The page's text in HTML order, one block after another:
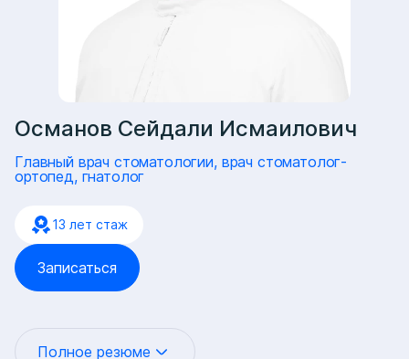
Османов Сейдали Исмаилович
Главный врач стоматологии, врач стоматолог-
ортопед, гнатолог
13 лет стаж
Записаться
Полное резюме